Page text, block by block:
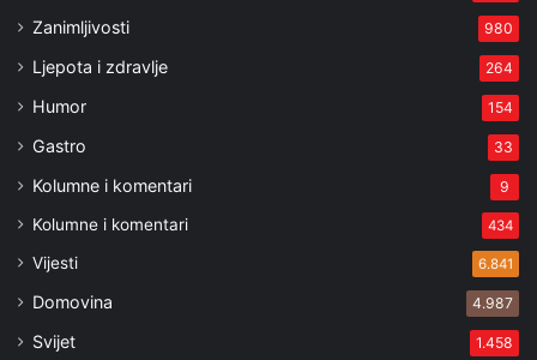
Zanimljivosti 980
Ljepota i zdravlje 264
Humor 154
Gastro 33
Kolumne i komentari 9
Kolumne i komentari 434
Vijesti 6.841
Domovina 4.987
Svijet 1.458